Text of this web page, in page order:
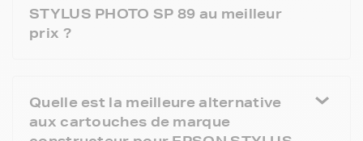
STYLUS PHOTO SP 89 au meilleur
prix ?
Quelle est la meilleure alternative
aux cartouches de marque